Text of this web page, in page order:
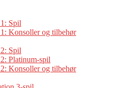
Spil
Konsoller og tilbehør
Spil
Platinum-spil
Konsoller og tilbehør